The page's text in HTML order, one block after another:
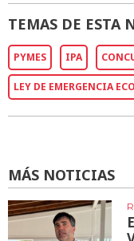
TEMAS DE ESTA
PYMES IPA
LEY DE EMERGENCIA
MÁS NOTICIAS